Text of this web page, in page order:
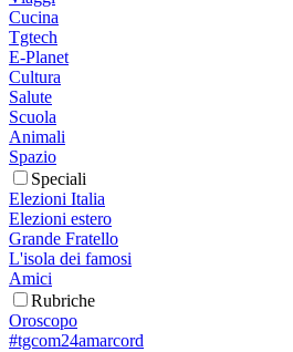
Cucina
Tgtech
E-Planet
Cultura
Salute
Scuola
Animali
Spazio
Speciali
Elezioni Italia
Elezioni estero
Grande Fratello
L'isola dei famosi
Amici
Rubriche
Oroscopo
#tgcom24amarcord